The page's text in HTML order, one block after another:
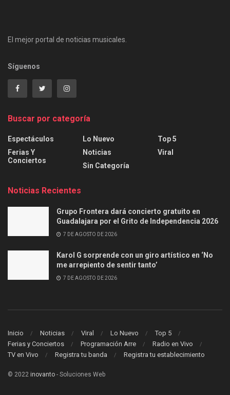
El mejor portal de noticias musicales.
Síguenos
Buscar por categoría
Espectáculos
Ferias Y
Conciertos
Lo Nuevo
Noticias
Sin Categoría
Top 5
Viral
Noticias Recientes
Grupo Frontera dará concierto gratuito en
Guadalajara por el Grito de Independencia 2026
7 DE AGOSTO DE 2026
Karol G sorprende con un giro artístico en ‘No
me arrepiento de sentir tanto’
7 DE AGOSTO DE 2026
Inicio Noticias Viral Lo Nuevo
Top 5
Ferias y Conciertos
Programación Arre
Radio en Vivo
TV en Vivo
Registra tu banda Registra tu establecimiento
© 2022 inovanto - Soluciones Web